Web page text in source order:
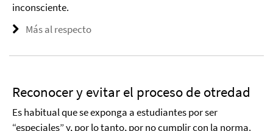
inconsciente.
Más al respecto
Reconocer y evitar el proceso de otredad
Es habitual que se exponga a estudiantes por ser
“especiales” y, por lo tanto, por no cumplir con la norma.